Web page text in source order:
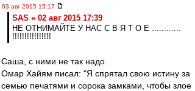
03 авг 2015 15:17
SAS » 02 авг 2015 17:39
НЕ ОТНИМАЙТЕ У НАС С В Я Т О Е ............
!!!!!!!!!!!!!!!!
Саша, с ними не так надо.
Омар Хайям писал: "Я спрятал свою истину за
семью печатями и сорока замками, чтобы злое